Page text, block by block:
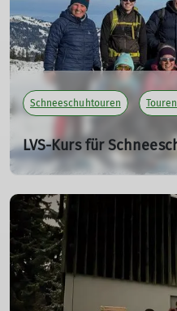
festgelegt.
Die Teilnehmer Zahl ist
Es gelten dieAGBdes DAV
mehr erfahren
Schneeschuhtouren
LVS-Kurs für
06.01.2026
8 Wanderfreunde vom
Grasgehren zum LVS Kurs.
mehr erfahren